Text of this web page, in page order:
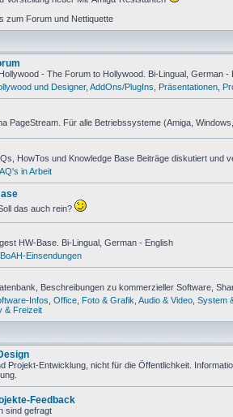
zum Forum und Nettiquette
- The Forum to Hollywood. Bi-Lingual, German -
und Designer, AddOns/PlugIns Präsentationen
PageStream. Für alle Betriebssysteme (Amiga,
HowTos und Knowledge Base Beiträge diskutiert und
in Arbeit
das auch rein?
HW-Base. Bi-Lingual, German - English
Einsendungen
Beschreibungen zu kommerzieller Software,
Infos Office Foto & Grafik Audio & Video System
& Freizeit
Projekt-Entwicklung, nicht für die Öffentlichkeit.
Feedback
sind gefragt